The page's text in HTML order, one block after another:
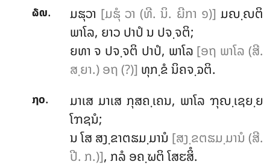
໖໙. ມຘຸວາ [ມຘຸໍ ວາ (ທີ. ນິ. ຏີກາ ໑)] ມຎ຺ຎຕິ
ພາໂລ, ຍາວ ປາປໍ ນ ປຈ຺ຈຕິ;
ຍທາ ຈ ປຈ຺ຈຕິ ປາປໍ, ພາໂລ [ອຖ ພາໂລ (ສີ.
ສ຺ຍາ.) ອຖ (?)] ທຸກ຺ຂໍ ນິຄຈ຺ຉຕິ.
໗໐.
ມາເສ ມາເສ ກຸສຄ຺ເຄນ, ພາໂລ ຠຸຎ຺ເຊຍ຺ຍ
ໂຠຊນໍ;
ນ ໂສ ສງ຺ຂາຕຘມ຺ມານໍ [ສງ຺ຂຕຘມ຺ມານໍ (ສີ.
ປີ. ກ.)], ກລໍ ອຄ຺ຆຕິ ໂສຬສິໍ.